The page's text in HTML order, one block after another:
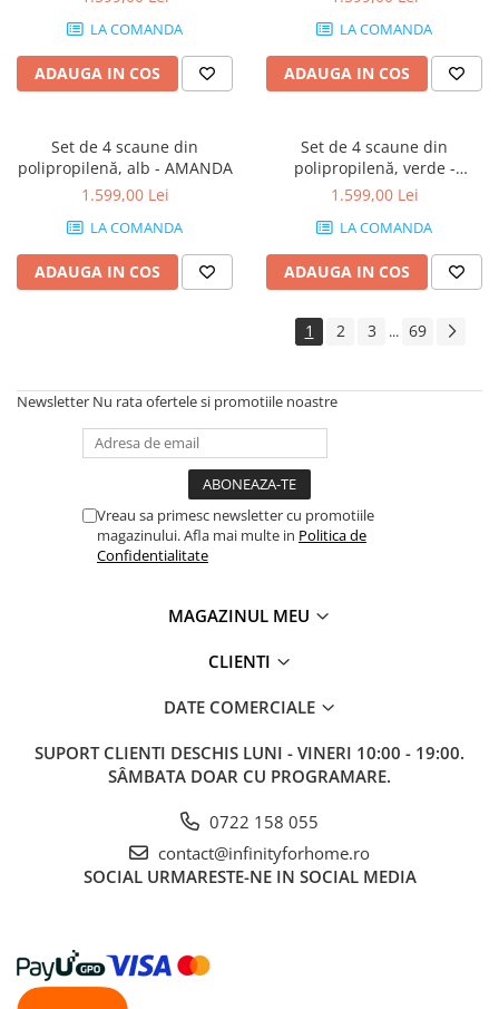
LA COMANDA
ADAUGA IN COS
LA COMANDA
ADAUGA IN COS
Set de 4 scaune din
polipropilenă, alb - AMANDA
1.599,00 Lei
LA COMANDA
ADAUGA IN COS
Set de 4 scaune din
polipropilenă, verde -
AMANDA
1.599,00 Lei
LA COMANDA
ADAUGA IN COS
1 2 3 ... 69
Newsletter Nu rata ofertele si promotiile noastre
Vreau sa primesc newsletter cu promotiile
magazinului. Afla mai multe in Politica de
Confidentialitate
MAGAZINUL MEU
CLIENTI
DATE COMERCIALE
SUPORT CLIENTI DESCHIS LUNI - VINERI 10:00 - 19:00.
SÂMBATA DOAR CU PROGRAMARE.
0722 158 055
contact@infinityforhome.ro
SOCIAL URMARESTE-NE IN SOCIAL MEDIA